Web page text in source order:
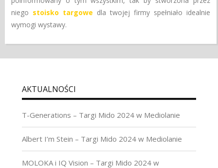
niego stoisko targowe dla twojej firmy spełniało idealnie
wymogi wystawy.
AKTUALNOŚCI
T-Generations – Targi Mido 2024 w Mediolanie
Albert I’m Stein – Targi Mido 2024 w Mediolanie
MOLOKA i IQ Vision – Targi Mido 2024 w